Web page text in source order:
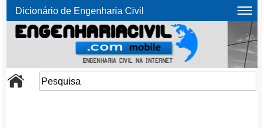
Dicionário de Engenharia Civil